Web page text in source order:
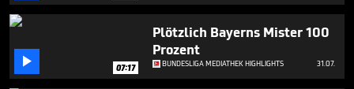
 07:17
Plötzlich Bayerns Mister 100
Prozent
BUNDESLIGA MEDIATHEK HIGHLIGHTS 31.07.